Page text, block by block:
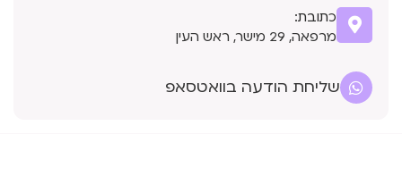
כתובת:
מרפאה, 29 מישר, ראש העין
שליחת הודעה בוואטסאפ